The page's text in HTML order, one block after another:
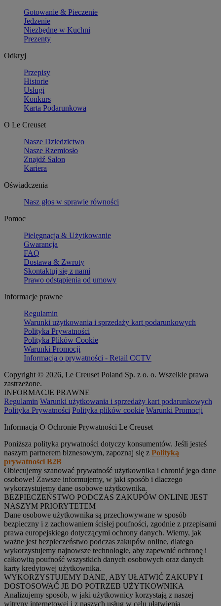
Gotowanie & Pieczenie
Jedzenie
Niezbędne w Kuchni
Prezenty
Odkryj
Przepisy
Historie
Usługi
Konkurs
Karta Podarunkowa
O Le Creuset
Nasze Dziedzictwo
Nasze Rzemiosło
Znajdź Salon
Kariera
Oświadczenia
Nasz głos w sprawie równości
Pomoc
Pielęgnacja & Użytkowanie
Gwarancja
FAQ
Dostawa & Zwroty
Skontaktuj się z nami
Prawo odstąpienia od umowy
Informacje prawne
Regulamin
Warunki użytkowania i sprzedaży kart podarunkowych
Polityka Prywatności
Polityka Plików Cookie
Warunki Promocji
Informacja o prywatności - Retail CCTV
Copyright © 2026, Le Creuset Poland Sp. z o. o. Wszelkie prawa
zastrzeżone.
INFORMACJE PRAWNE
Regulamin Warunki użytkowania i sprzedaży kart podarunkowych
Polityka Prywatności Polityka plików cookie Warunki Promocji
Informacja O Ochronie Prywatności Le Creuset
Poniższa polityka prywatności dotyczy konsumentów. Jeśli jesteś
naszym partnerem biznesowym, zapoznaj się z Polityką
prywatności B2B
Obiecujemy szanować prywatność użytkownika i chronić jego dane
osobowe! Zawsze informujemy, w jaki sposób i dlaczego
wykorzystujemy dane osobowe użytkownika.
BEZPIECZEŃSTWO PODCZAS ZAKUPÓW ONLINE JEST
NASZYM PRIORYTETEM
Dane osobowe użytkownika są przechowywane w sposób
bezpieczny i z zachowaniem ścisłej poufności, zgodnie z przepisami
prawa europejskiego dotyczącymi ochrony danych. Wiemy, jak
ważne jest bezpieczeństwo podczas zakupów online, dlatego
wykorzystujemy najnowsze technologie, aby zapewnić ochronę i
całkowitą poufność wszystkich danych osobowych oraz danych
karty kredytowej użytkownika.
WYKORZYSTUJEMY DANE, ABY UŁATWIĆ ZAKUPY I
DOSTOSOWAĆ JE DO POTRZEB UŻYTKOWNIKA
Analizujemy sposób, w jaki użytkownicy korzystają z naszej
witryny internetowej i z naszych usług w celu ułatwienia